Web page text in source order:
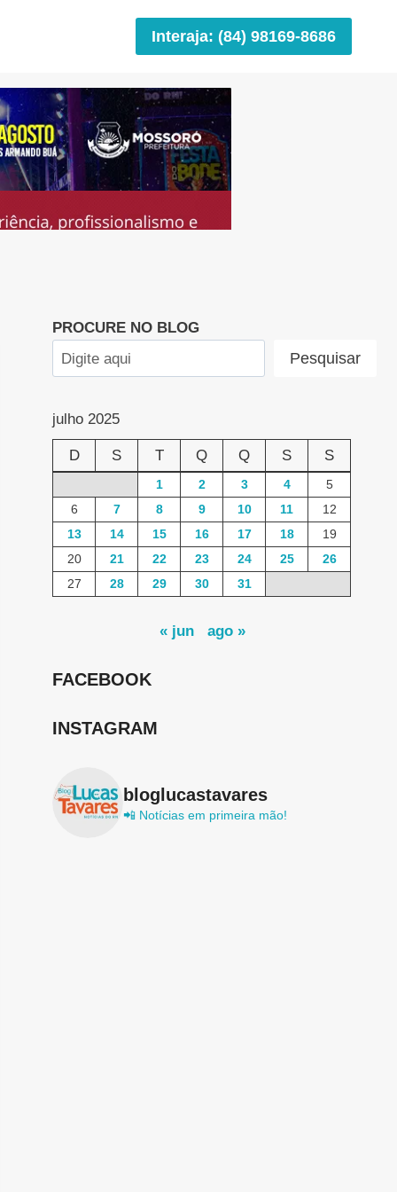
Interaja: (84) 98169-8686
PROCURE NO BLOG
Pesquisar
julho 2025
D S T Q Q S S
1 2 3 4
5
6
7 8 9 10 11
12
13
14 15 16 17 18
19
20
21 22 23 24 25
26
27
28 29 30 31
« jun ago »
FACEBOOK
INSTAGRAM
bloglucastavares
📲 Notícias em primeira mão!